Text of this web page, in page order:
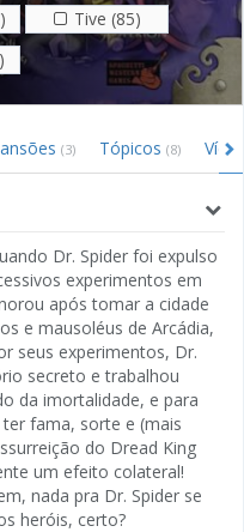
Tive (85)
(3) Tópicos (8)
Dr. Spider foi expulso
experimentos em
após tomar a cidade
e mausoléus de Arcádia,
seus experimentos, Dr.
secreto e trabalhou
da imortalidade, e para
fama, sorte e (mais
do Dread King
um efeito colateral!
nada pra Dr. Spider se
heróis, certo?